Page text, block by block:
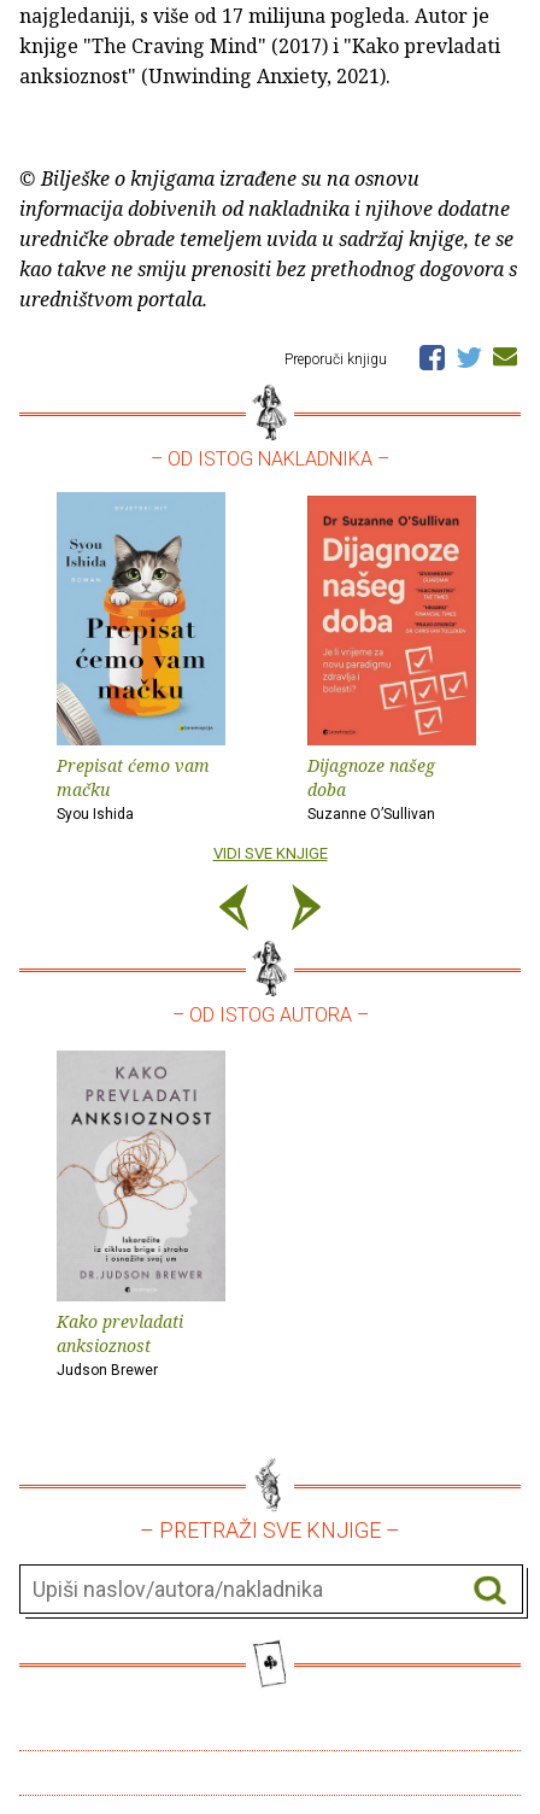
najgledaniji, s više od 17 milijuna pogleda. Autor je
knjige "The Craving Mind" (2017) i "Kako prevladati
anksioznost" (Unwinding Anxiety, 2021).
© Bilješke o knjigama izrađene su na osnovu
informacija dobivenih od nakladnika i njihove dodatne
uredničke obrade temeljem uvida u sadržaj knjige, te se
kao takve ne smiju prenositi bez prethodnog dogovora s
uredništvom portala.
Preporuči knjigu
– OD ISTOG NAKLADNIKA –
Prepisat ćemo vam
mačku
Syou Ishida
Dijagnoze našeg
doba
Suzanne O’Sullivan
VIDI SVE KNJIGE
– OD ISTOG AUTORA –
Kako prevladati
anksioznost
Judson Brewer
– PRETRAŽI SVE KNJIGE –